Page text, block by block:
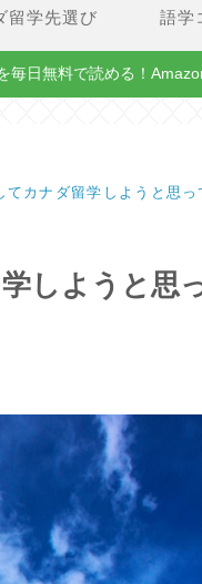
留学先選び 語学
毎日無料で読める！
てカナダ留学しようと思っ
しようと思